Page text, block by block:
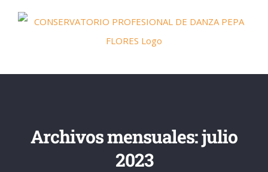
Saltar
Archivos mensuales:julio
2023